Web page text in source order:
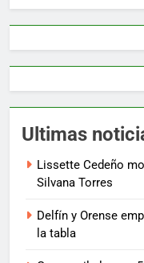
Ultimas
Lissette Cedeño
Silvana Torres
Delfín y Orense
la tabla